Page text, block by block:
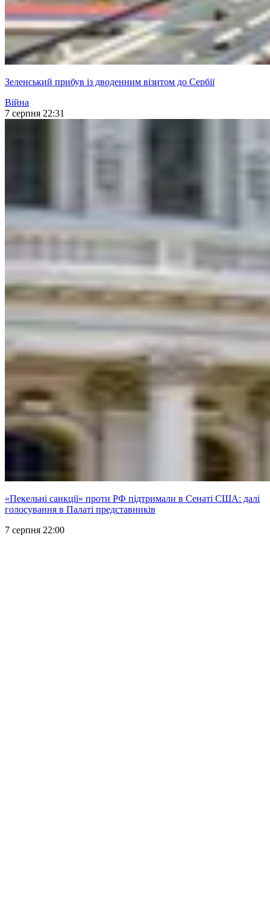
Зеленський прибув із дводенним візитом до Сербії
Війна
7 серпня 22:31
«Пекельні санкції» проти РФ підтримали в Сенаті США: далі
голосування в Палаті представників
7 серпня 22:00